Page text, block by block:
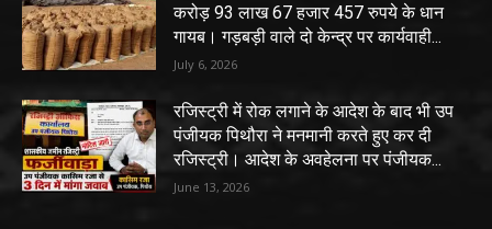
करोड़ 93 लाख 67 हजार 457 रुपये के धान
गायब। गड़बड़ी वाले दो केन्द्र पर कार्यवाही...
July 6, 2026
रजिस्ट्री में रोक लगाने के आदेश के बाद भी उप
पंजीयक पिथौरा ने मनमानी करते हुए कर दी
रजिस्ट्री। आदेश के अवहेलना पर पंजीयक...
June 13, 2026